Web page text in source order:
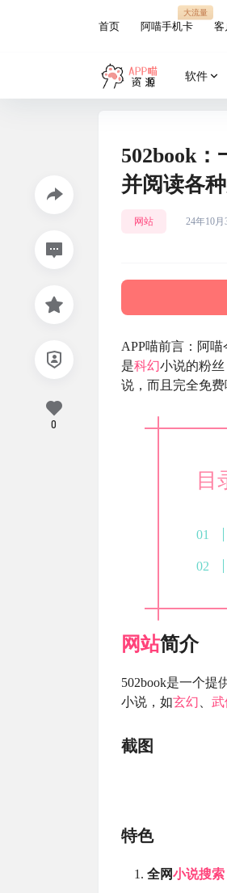
首页 阿喵手机卡
大流量
客
软件
502book
并阅读各
网站 24年10月
APP喵前言：阿
是科幻小说的粉
说，而且完全免
目
网站简介
502book是一个提
小说，如玄幻 武
截图
特色
全网小说搜索
0